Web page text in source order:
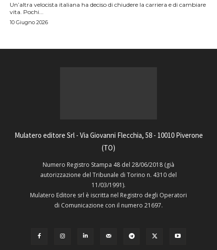
Un’altra velocista italiana ha deciso di chiudere la carriera e di cambiare
vita. Pochi...
10 Giugno 2026
Mulatero editore Srl - Via Giovanni Flecchia, 58 - 10010 Piverone
(TO)
Numero Registro Stampa 48 del 28/06/2018 (già
autorizzazione del Tribunale di Torino n. 4310 del
11/03/1991).
Mulatero Editore srl è iscritta nel Registro degli Operatori
di Comunicazione con il numero 21697.